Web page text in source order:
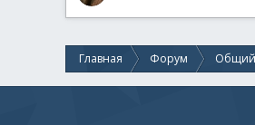
Главная Форум Общий